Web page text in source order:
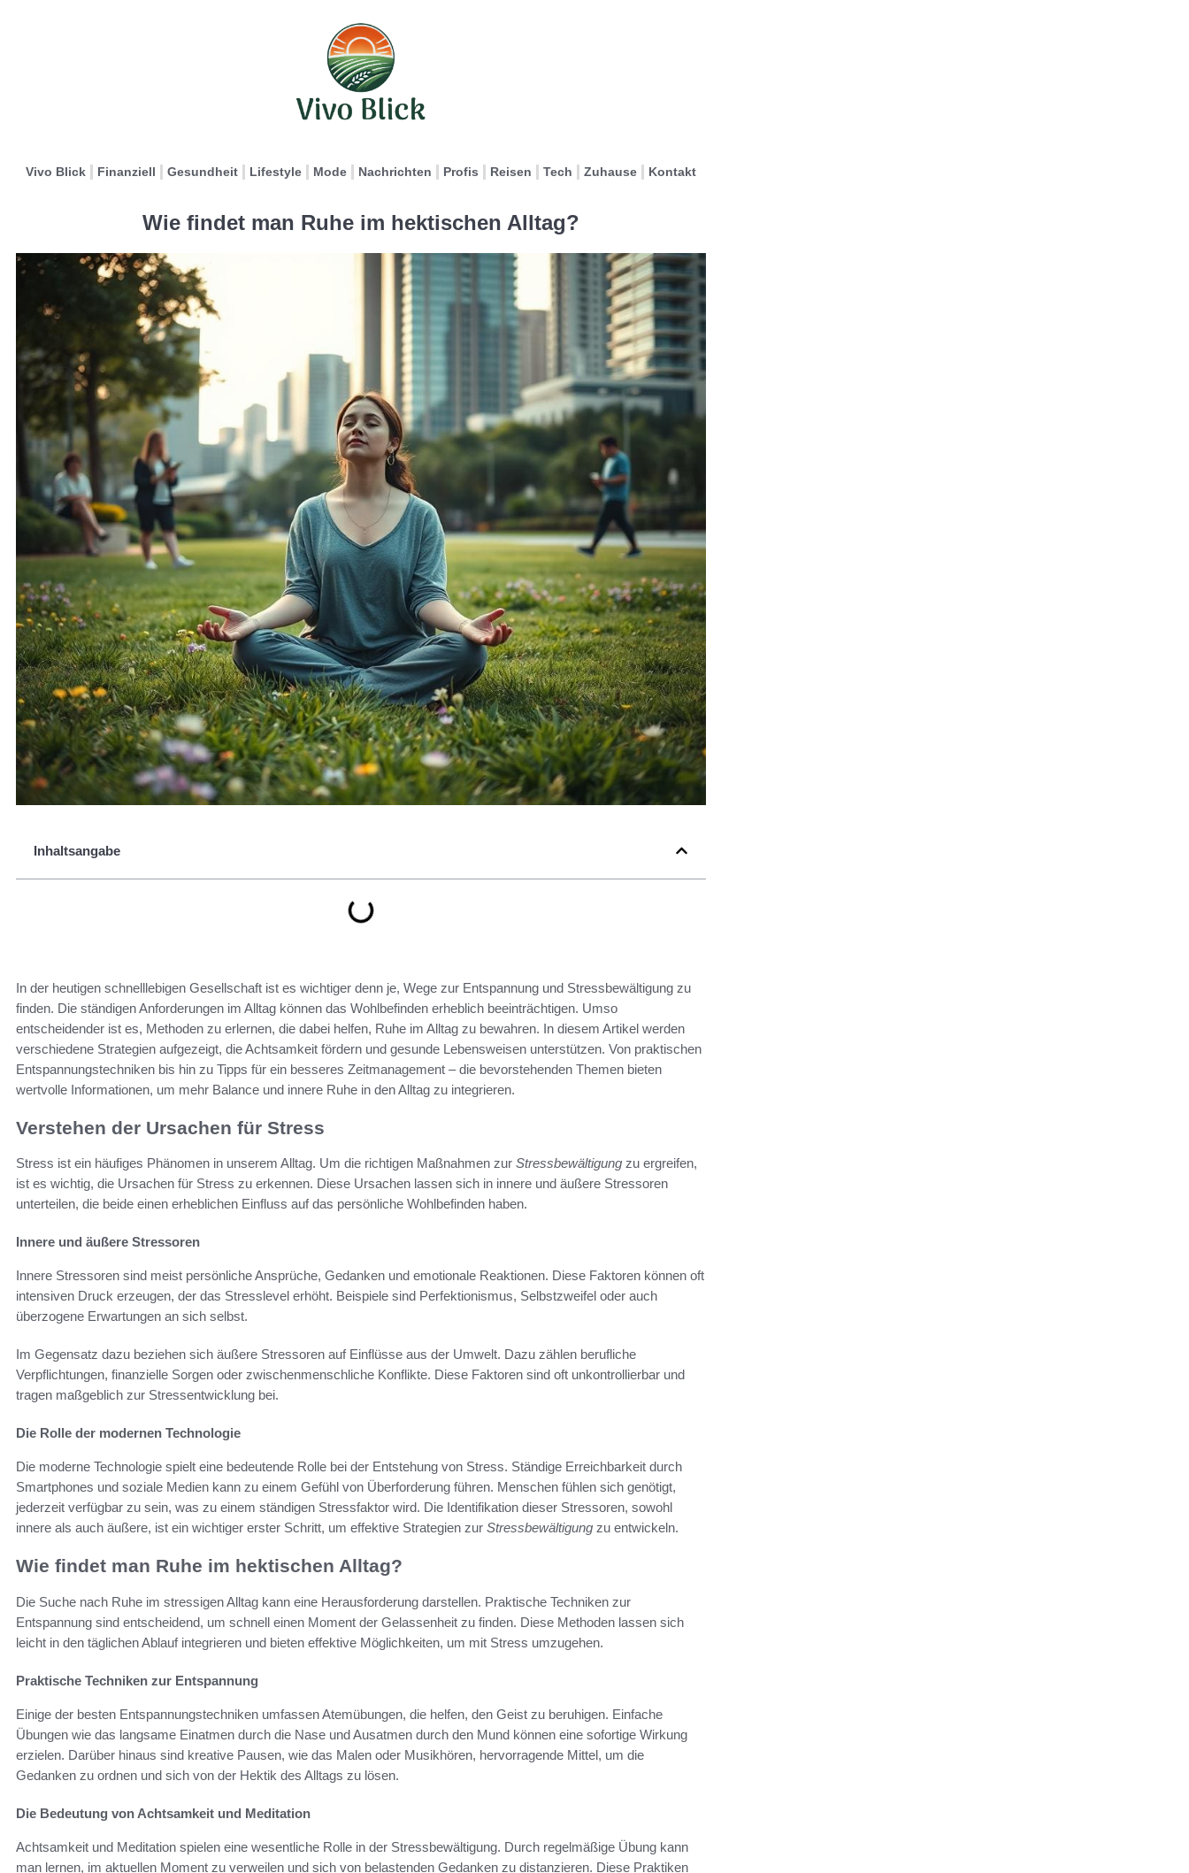
Vivo Blick Finanziell Gesundheit Lifestyle Mode Nachrichten Profis Reisen Tech Zuhause Kontakt
Wie findet man Ruhe im hektischen Alltag?
Inhaltsangabe
In der heutigen schnelllebigen Gesellschaft ist es wichtiger denn je, Wege zur Entspannung und Stressbewältigung zu
finden. Die ständigen Anforderungen im Alltag können das Wohlbefinden erheblich beeinträchtigen. Umso
entscheidender ist es, Methoden zu erlernen, die dabei helfen, Ruhe im Alltag zu bewahren. In diesem Artikel werden
verschiedene Strategien aufgezeigt, die Achtsamkeit fördern und gesunde Lebensweisen unterstützen. Von praktischen
Entspannungstechniken bis hin zu Tipps für ein besseres Zeitmanagement – die bevorstehenden Themen bieten
wertvolle Informationen, um mehr Balance und innere Ruhe in den Alltag zu integrieren.
Verstehen der Ursachen für Stress
Stress ist ein häufiges Phänomen in unserem Alltag. Um die richtigen Maßnahmen zur Stressbewältigung zu ergreifen,
ist es wichtig, die Ursachen für Stress zu erkennen. Diese Ursachen lassen sich in innere und äußere Stressoren
unterteilen, die beide einen erheblichen Einfluss auf das persönliche Wohlbefinden haben.
Innere und äußere Stressoren
Innere Stressoren sind meist persönliche Ansprüche, Gedanken und emotionale Reaktionen. Diese Faktoren können oft
intensiven Druck erzeugen, der das Stresslevel erhöht. Beispiele sind Perfektionismus, Selbstzweifel oder auch
überzogene Erwartungen an sich selbst.
Im Gegensatz dazu beziehen sich äußere Stressoren auf Einflüsse aus der Umwelt. Dazu zählen berufliche
Verpflichtungen, finanzielle Sorgen oder zwischenmenschliche Konflikte. Diese Faktoren sind oft unkontrollierbar und
tragen maßgeblich zur Stressentwicklung bei.
Die Rolle der modernen Technologie
Die moderne Technologie spielt eine bedeutende Rolle bei der Entstehung von Stress. Ständige Erreichbarkeit durch
Smartphones und soziale Medien kann zu einem Gefühl von Überforderung führen. Menschen fühlen sich genötigt,
jederzeit verfügbar zu sein, was zu einem ständigen Stressfaktor wird. Die Identifikation dieser Stressoren, sowohl
innere als auch äußere, ist ein wichtiger erster Schritt, um effektive Strategien zur Stressbewältigung zu entwickeln.
Wie findet man Ruhe im hektischen Alltag?
Die Suche nach Ruhe im stressigen Alltag kann eine Herausforderung darstellen. Praktische Techniken zur
Entspannung sind entscheidend, um schnell einen Moment der Gelassenheit zu finden. Diese Methoden lassen sich
leicht in den täglichen Ablauf integrieren und bieten effektive Möglichkeiten, um mit Stress umzugehen.
Praktische Techniken zur Entspannung
Einige der besten Entspannungstechniken umfassen Atemübungen, die helfen, den Geist zu beruhigen. Einfache
Übungen wie das langsame Einatmen durch die Nase und Ausatmen durch den Mund können eine sofortige Wirkung
erzielen. Darüber hinaus sind kreative Pausen, wie das Malen oder Musikhören, hervorragende Mittel, um die
Gedanken zu ordnen und sich von der Hektik des Alltags zu lösen.
Die Bedeutung von Achtsamkeit und Meditation
Achtsamkeit und Meditation spielen eine wesentliche Rolle in der Stressbewältigung. Durch regelmäßige Übung kann
man lernen, im aktuellen Moment zu verweilen und sich von belastenden Gedanken zu distanzieren. Diese Praktiken